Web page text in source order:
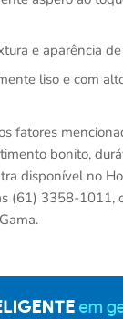
e aparência
liso e com
fatores
bonito,
disponível no
(61) 3358-1011,